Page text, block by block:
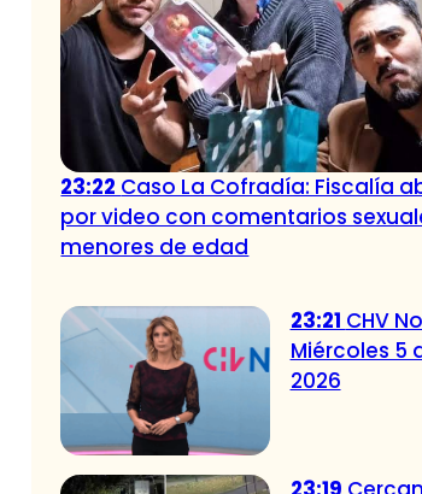
23:22 Caso La Cofradía: Fiscalía
por video con comentarios
menores de edad
23:21 CHV
Miércoles 5
2026